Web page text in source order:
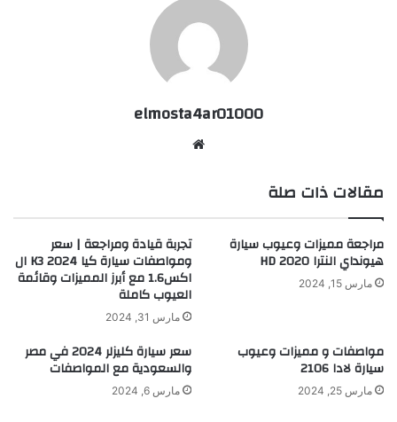
elmosta4ar01000
مقالات ذات صلة
مراجعة مميزات وعيوب سيارة
هيونداي النترا HD 2020
مارس 15, 2024
تجربة قيادة ومراجعة | سعر
ومواصفات سيارة كيا K3 2024 ال
اكس1.6 مع أبرز المميزات وقائمة
العيوب كاملة
مارس 31, 2024
مواصفات و مميزات وعيوب
سيارة لادا 2106
مارس 25, 2024
سعر سيارة كليزلر 2024 في مصر
والسعودية مع المواصفات
مارس 6, 2024